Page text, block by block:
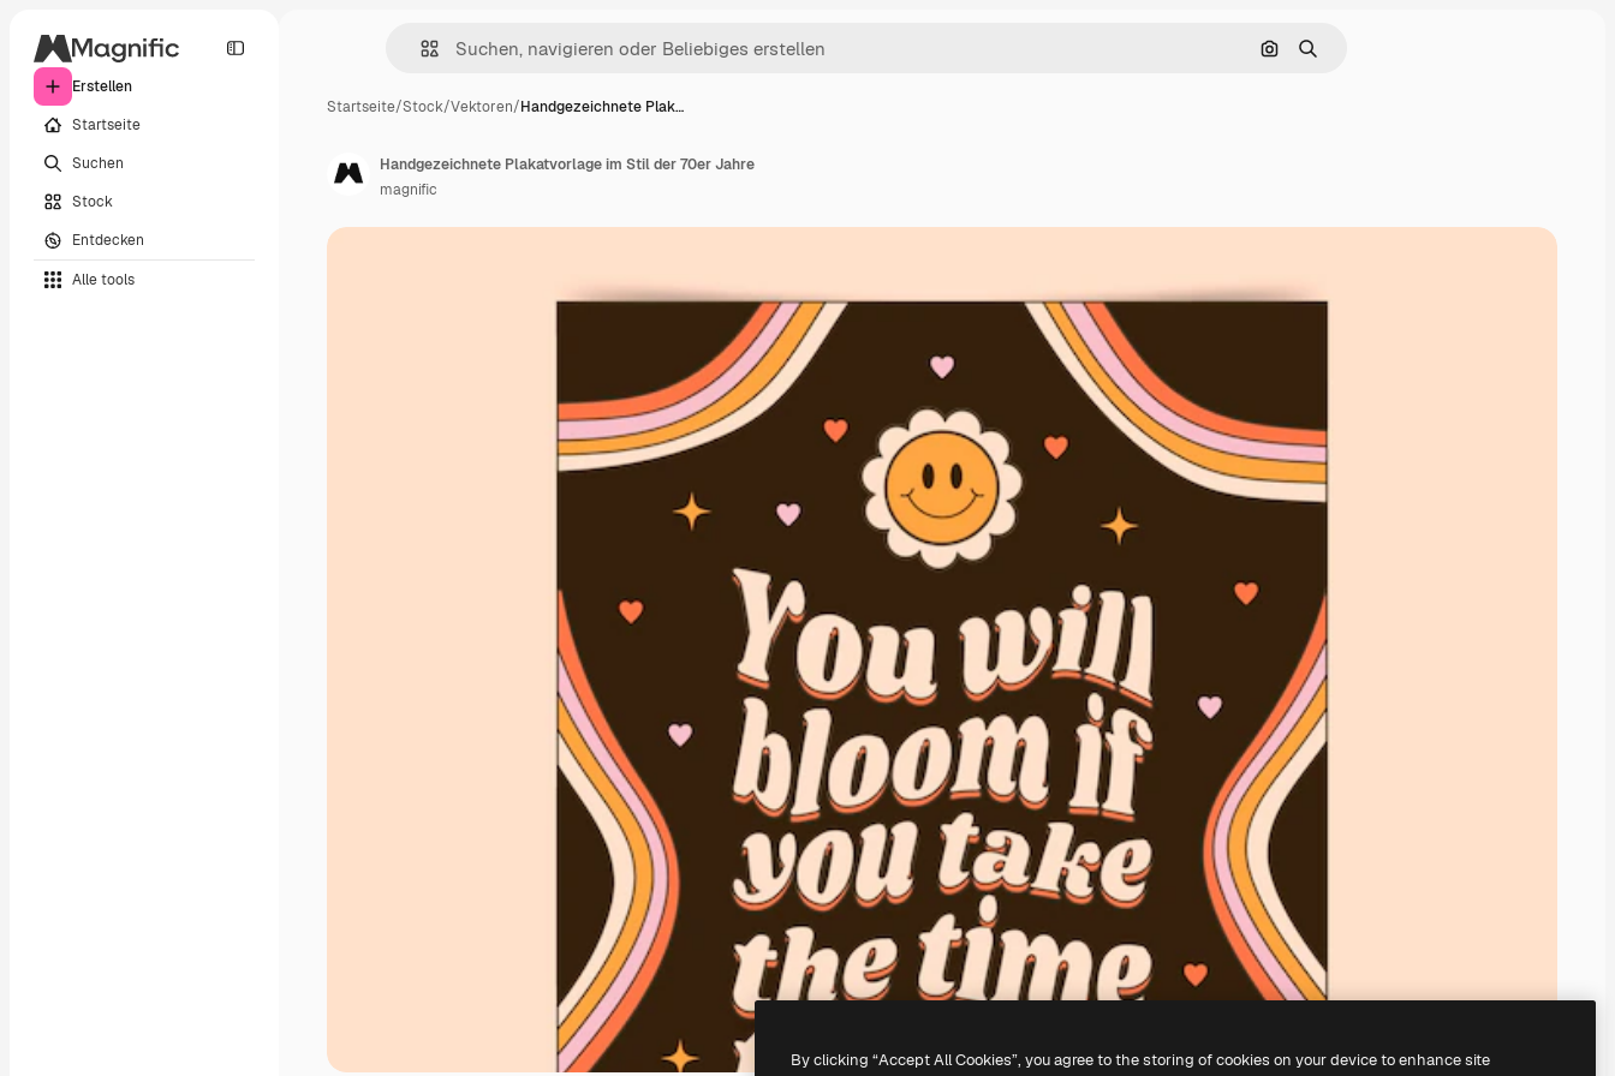
Erstellen
Startseite
Suchen
Stock
Entdecken
Alle tools
Nach Bild suchen
Suchen
Startseite/Stock/Vektoren/Handgezeichnete Plak…
Handgezeichnete Plakatvorlage im Stil der 70er Jahre
magnific
By clicking “Accept All Cookies”, you agree to the storing of cookies on your device to enhance site